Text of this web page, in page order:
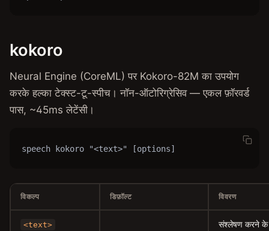
kokoro
Neural Engine (CoreML) पर Kokoro-82M का उपयोग
करके हल्का टेक्स्ट-टू-स्पीच। नॉन-ऑटोरिग्रेसिव — एकल फ़ॉरवर्ड
पास, ~45ms लेटेंसी।
speech kokoro "<text>" [options]
विकल्प डिफ़ॉल्ट विवरण
<text>
संश्लेषण करने के